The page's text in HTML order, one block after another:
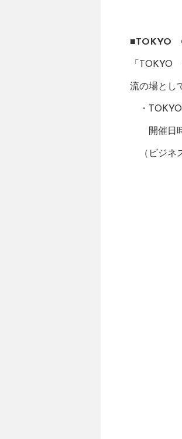
■TOKYO
「TOKYO
流の場とし
・
開催日時
（ビジネ